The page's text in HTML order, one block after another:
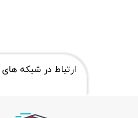
ارتباط در شبکه